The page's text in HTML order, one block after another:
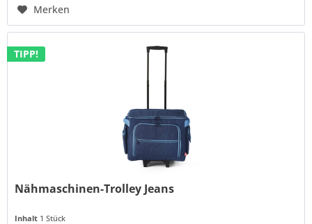
Merken
TIPP!
Nähmaschinen-Trolley Jeans
Inhalt 1 Stück